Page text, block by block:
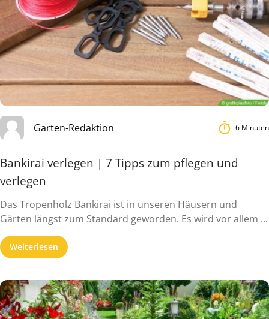
Garten-Redaktion 6 Minuten
Bankirai verlegen | 7 Tipps zum pflegen und
verlegen
Das Tropenholz Bankirai ist in unseren Häusern und
Gärten längst zum Standard geworden. Es wird vor allem ...
Weiterlesen